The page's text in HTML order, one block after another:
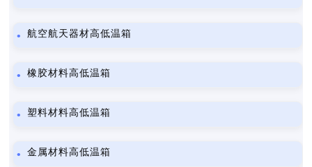
航空航天器材高低温箱
橡胶材料高低温箱
塑料材料高低温箱
金属材料高低温箱